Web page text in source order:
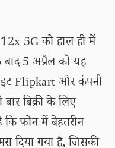
5G को हाल ही में
5 अप्रैल को यह
Flipkart और कंपनी
बिक्री के लिए
कि फोन में बेहतरीन